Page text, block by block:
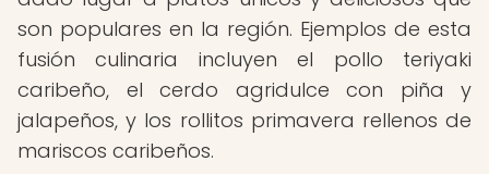
son populares en la región. Ejemplos de esta
fusión culinaria incluyen el pollo teriyaki
caribeño, el cerdo agridulce con piña y
jalapeños, y los rollitos primavera rellenos de
mariscos caribeños.